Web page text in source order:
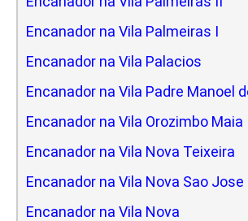
Encanador na Vila Palmeiras I
Encanador na Vila Palacios
Encanador na Vila Padre Manoel
Encanador na Vila Orozimbo Maia
Encanador na Vila Nova Teixeira
Encanador na Vila Nova Sao Jose
Encanador na Vila Nova